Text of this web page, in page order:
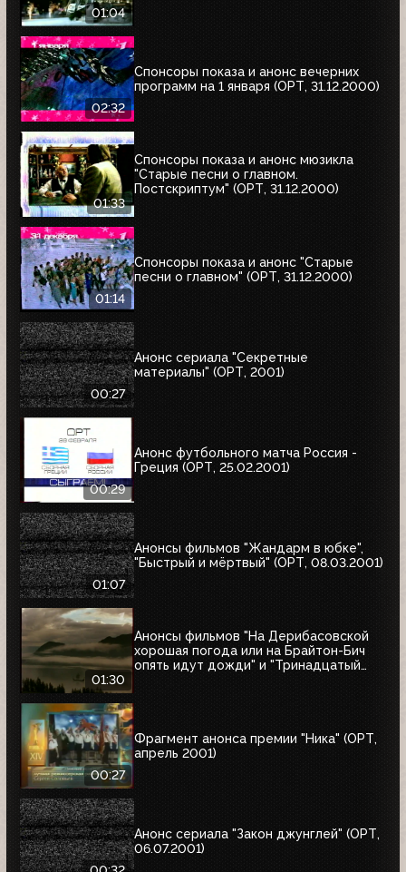
01:04
02:32
Спонсоры показа и анонс вечерних
программ на 1 января (ОРТ, 31.12.2000)
01:33
Спонсоры показа и анонс мюзикла
"Старые песни о главном.
Постскриптум" (ОРТ, 31.12.2000)
01:14
Спонсоры показа и анонс "Старые
песни о главном" (ОРТ, 31.12.2000)
00:27
Анонс сериала "Секретные
материалы" (ОРТ, 2001)
00:29
Анонс футбольного матча Россия -
Греция (ОРТ, 25.02.2001)
01:07
Анонсы фильмов "Жандарм в юбке",
"Быстрый и мёртвый" (ОРТ, 08.03.2001)
01:30
Анонсы фильмов "На Дерибасовской
хорошая погода или на Брайтон-Бич
опять идут дожди" и "Тринадцатый
00:27
Фрагмент анонса премии "Ника" (ОРТ,
апрель 2001)
Анонс сериала "Закон джунглей" (ОРТ,
06.07.2001)